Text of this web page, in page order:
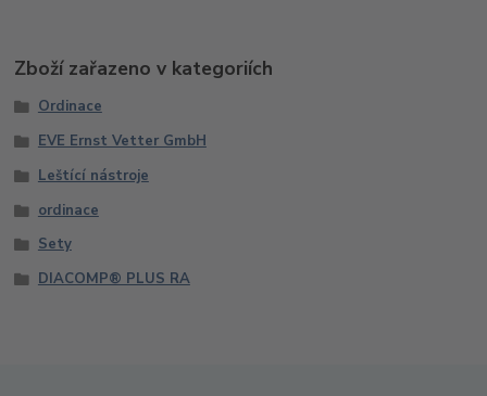
Zboží zařazeno v kategoriích
Ordinace
EVE Ernst Vetter GmbH
Leštící nástroje
ordinace
Sety
DIACOMP® PLUS RA